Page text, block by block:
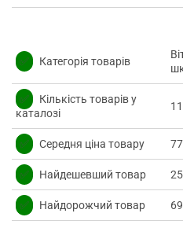
✅ Категорія товарів
✅
Кількість товарів у
каталозі
✅ Середня ціна товару
✅ Найдешевший товар
✅ Найдорожчий товар